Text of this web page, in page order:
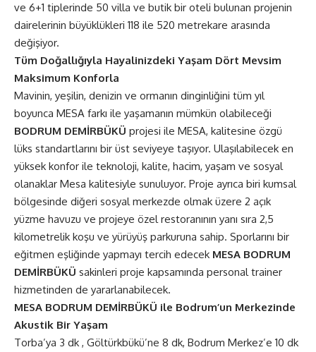
ve 6+1 tiplerinde 50 villa ve butik bir oteli bulunan projenin
dairelerinin büyüklükleri 118 ile 520 metrekare arasında
değişiyor.
Tüm Doğallığıyla Hayalinizdeki Yaşam Dört Mevsim
Maksimum Konforla
Mavinin, yeşilin, denizin ve ormanın dinginliğini tüm yıl
boyunca MESA farkı ile yaşamanın mümkün olabileceği
BODRUM DEMİRBÜKÜ projesi ile MESA, kalitesine özgü
lüks standartlarını bir üst seviyeye taşıyor. Ulaşılabilecek en
yüksek konfor ile teknoloji, kalite, hacim, yaşam ve sosyal
olanaklar Mesa kalitesiyle sunuluyor. Proje ayrıca biri kumsal
bölgesinde diğeri sosyal merkezde olmak üzere 2 açık
yüzme havuzu ve projeye özel restoranının yanı sıra 2,5
kilometrelik koşu ve yürüyüş parkuruna sahip. Sporlarını bir
eğitmen eşliğinde yapmayı tercih edecek MESA BODRUM
DEMİRBÜKÜ sakinleri proje kapsamında personal trainer
hizmetinden de yararlanabilecek.
MESA BODRUM DEMİRBÜKÜ ile Bodrum’un Merkezinde
Akustik Bir Yaşam
Torba’ya 3 dk , Göltürkbükü’ne 8 dk, Bodrum Merkez’e 10 dk